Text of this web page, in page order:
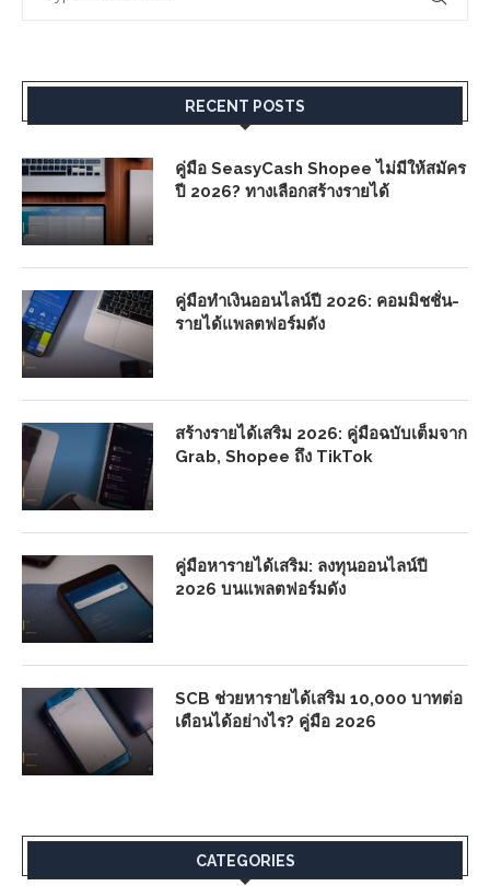
RECENT POSTS
คู่มือ SeasyCash Shopee ไม่มีให้สมัคร
ปี 2026? ทางเลือกสร้างรายได้
คู่มือทำเงินออนไลน์ปี 2026: คอมมิชชั่น-
รายได้แพลตฟอร์มดัง
สร้างรายได้เสริม 2026: คู่มือฉบับเต็มจาก
Grab, Shopee ถึง TikTok
คู่มือหารายได้เสริม: ลงทุนออนไลน์ปี
2026 บนแพลตฟอร์มดัง
SCB ช่วยหารายได้เสริม 10,000 บาทต่อ
เดือนได้อย่างไร? คู่มือ 2026
CATEGORIES